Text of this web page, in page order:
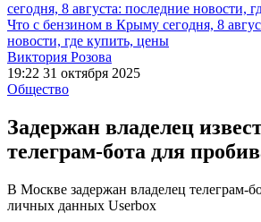
сегодня, 8 августа: последние новости,
Что с бензином в Крыму сегодня, 8
новости, где купить, цены
Виктория Розова
19:22 31 октября 2025
Общество
Задержан владелец
телеграм-бота для
В Москве задержан владелец телеграм-
личных данных Userbox